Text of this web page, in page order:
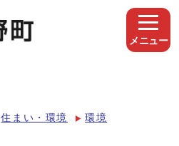
メニュー
住まい・環境 環境